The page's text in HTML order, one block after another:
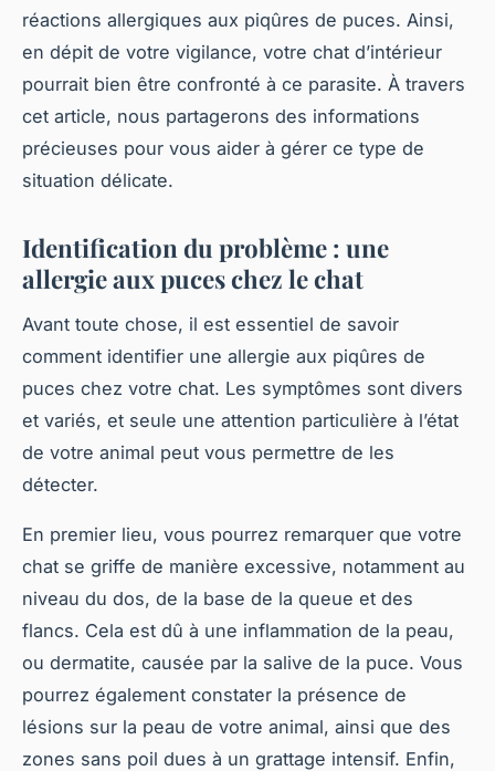
réactions allergiques aux piqûres de puces. Ainsi,
en dépit de votre vigilance, votre chat d’intérieur
pourrait bien être confronté à ce parasite. À travers
cet article, nous partagerons des informations
précieuses pour vous aider à gérer ce type de
situation délicate.
Identification du problème : une
allergie aux puces chez le chat
Avant toute chose, il est essentiel de savoir
comment identifier une allergie aux piqûres de
puces chez votre chat. Les symptômes sont divers
et variés, et seule une attention particulière à l’état
de votre animal peut vous permettre de les
détecter.
En premier lieu, vous pourrez remarquer que votre
chat se griffe de manière excessive, notamment au
niveau du dos, de la base de la queue et des
flancs. Cela est dû à une inflammation de la peau,
ou dermatite, causée par la salive de la puce. Vous
pourrez également constater la présence de
lésions sur la peau de votre animal, ainsi que des
zones sans poil dues à un grattage intensif. Enfin,